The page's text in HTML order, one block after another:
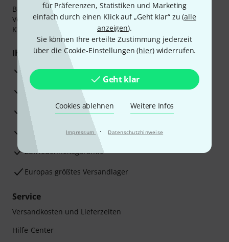
für Präferenzen, Statistiken und Marketing
einfach durch einen Klick auf „Geht klar“ zu (alle
anzeigen).
Sie können Ihre erteilte Zustimmung jederzeit
über die Cookie-Einstellungen (hier) widerrufen.
Geht klar
Cookies ablehnen Weitere Infos
Impressum · Datenschutzhinweise
Bezahlen Sie vertraulich und sicher per Nachnahme,
Vorkasse, PayPal, Amazon Pay,Klarna Sofort bezahlen
Klarna Ratenzahlung
oder Kreditkarte.
Ihre Vorteile
3 Jahre Thomann Garantie
30 Tage Money-Back-Garantie
Reparaturservice
Beratung durch Fachexperten
Zufriedenheitsgarantie
Europas größtes Versandlager
Service
Versandkosten und Lieferzeiten
Hilfe-Center